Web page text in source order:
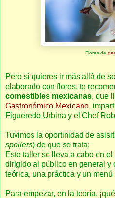
Flores de
Pero si quieres ir más allá de
elaborado con flores, te
comestibles mexicanas, que
Gastronómico Mexicano,
Figueredo Urbina y el Chef
Tuvimos la oportinidad de
spoilers) de que se trata:
Este taller se lleva a cabo en
dirigido al público en general y
teórica, una práctica y un menú
Para empezar, en la teoría,